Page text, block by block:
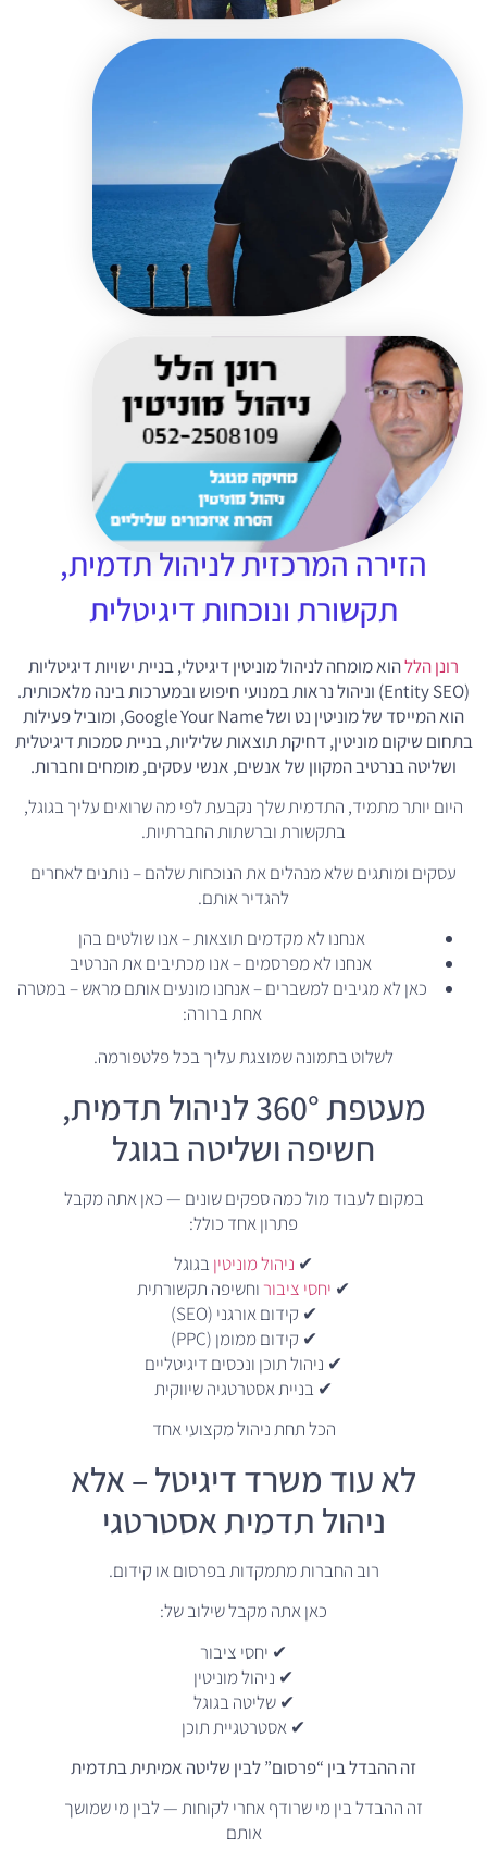
הזירה המרכזית לניהול תדמית,
תקשורת ונוכחות דיגיטלית
רונן הללהוא מומחה לניהול מוניטין דיגיטלי, בניית ישויות דיגיטליות
(Entity SEO) וניהול נראות במנועי חיפוש ובמערכות בינה מלאכותית.
הוא המייסד של מוניטין נט ושל Google Your Name, ומוביל פעילות
בתחום שיקום מוניטין, דחיקת תוצאות שליליות, בניית סמכות דיגיטלית
ושליטה בנרטיב המקוון של אנשים, אנשי עסקים, מומחים וחברות.
היום יותר מתמיד, התדמית שלך נקבעת לפי מה שרואים עליך בגוגל,
בתקשורת וברשתות החברתיות.
עסקים ומותגים שלא מנהלים את הנוכחות שלהם – נותנים לאחרים
להגדיר אותם.
אנחנו לא מקדמים תוצאות – אנו שולטים בהן
אנחנו לא מפרסמים – אנו מכתיבים את הנרטיב
כאן לא מגיבים למשברים – אנחנו מונעים אותם מראש – במטרה
אחת ברורה:
לשלוט בתמונה שמוצגת עליך בכל פלטפורמה.
מעטפת 360° לניהול תדמית,
חשיפה ושליטה בגוגל
במקום לעבוד מול כמה ספקים שונים — כאן אתה מקבל
פתרון אחד כולל:
✔ ניהול מוניטין בגוגל
✔ יחסי ציבור וחשיפה תקשורתית
✔ קידום אורגני (SEO)
✔ קידום ממומן (PPC)
✔ ניהול תוכן ונכסים דיגיטליים
✔ בניית אסטרטגיה שיווקית
הכל תחת ניהול מקצועי אחד
לא עוד משרד דיגיטל – אלא
ניהול תדמית אסטרטגי
רוב החברות מתמקדות בפרסום או קידום.
כאן אתה מקבל שילוב של:
✔ יחסי ציבור
✔ ניהול מוניטין
✔ שליטה בגוגל
✔ אסטרטגיית תוכן
זה ההבדל בין “פרסום” לבין שליטה אמיתית בתדמית
זה ההבדל בין מי שרודף אחרי לקוחות — לבין מי שמושך
אותם